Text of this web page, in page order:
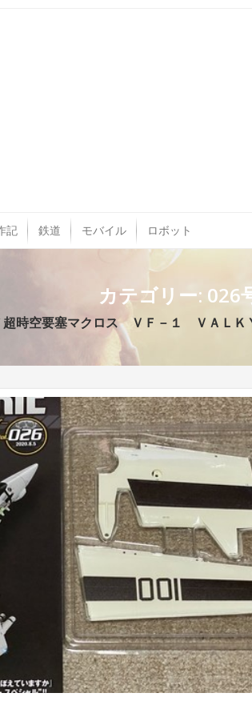
記 鉄道 モバイル ロボット
カテゴリー: 026
超時空要塞マクロス ＶＦ－１ ＶＡＬＫ